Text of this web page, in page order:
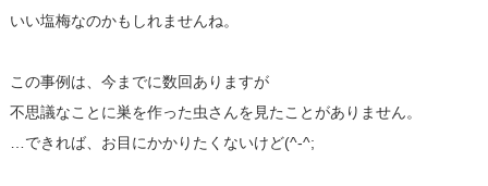
いい塩梅なのかもしれませんね。
この事例は、今までに数回ありますが
不思議なことに巣を作った虫さんを見たことがありません。
…できれば、お目にかかりたくないけど(^-^;